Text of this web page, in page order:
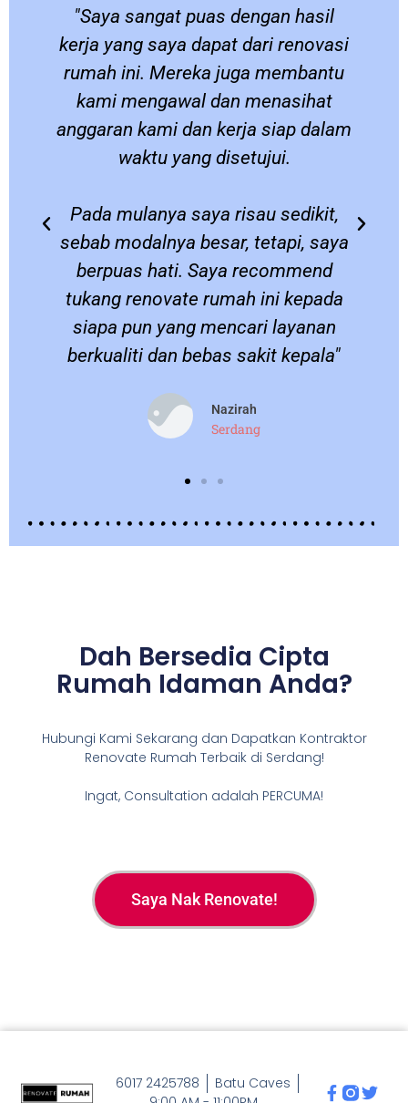
"Saya sangat puas dengan hasil
kerja yang saya dapat dari renovasi
rumah ini. Mereka juga membantu
kami mengawal dan menasihat
anggaran kami dan kerja siap dalam
waktu yang disetujui.
Pada mulanya saya risau sedikit,
sebab modalnya besar, tetapi, saya
berpuas hati. Saya recommend
tukang renovate rumah ini kepada
siapa pun yang mencari layanan
berkualiti dan bebas sakit kepala"
Nazirah
Serdang
Dah Bersedia Cipta
Rumah Idaman Anda?
Hubungi Kami Sekarang dan Dapatkan Kontraktor
Renovate Rumah Terbaik di Serdang!
Ingat, Consultation adalah PERCUMA!
Saya Nak Renovate!
6017 2425788
Batu Caves